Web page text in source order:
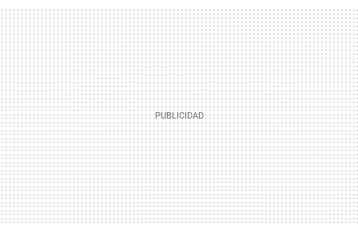
MAIL